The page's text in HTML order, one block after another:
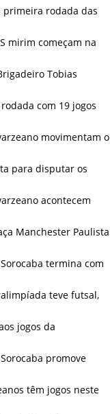
primeira rodada das
mirim começam na
Tobias
com 19 jogos
movimentam o
para disputar os
acontecem
Manchester Paulista
termina com
teve futsal,
jogos da
promove
têm jogos neste